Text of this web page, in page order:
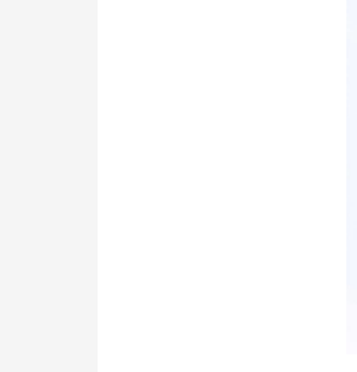
略的完整性（如交通方式
之家对首轮回答进行追问